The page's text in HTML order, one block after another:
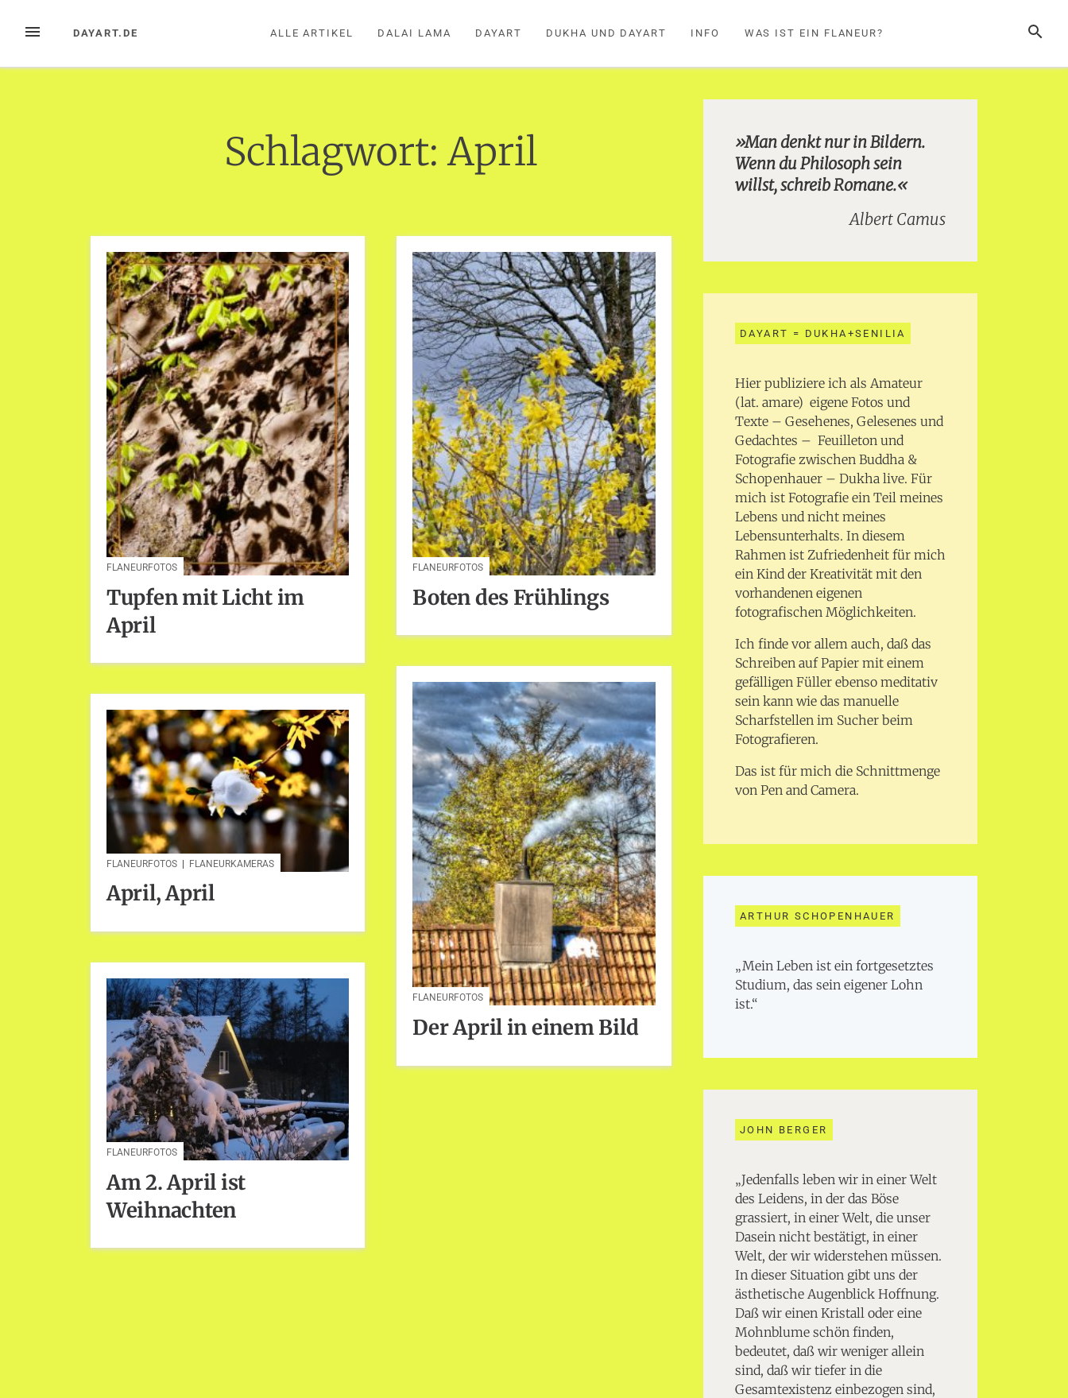
InhaltMENÜ SUCHE
DAYART.DE ALLE ARTIKEL DALAI LAMA DAYART DUKHA UND DAYART INFO WAS IST EIN FLANEUR?
Schlagwort:April
FLANEURFOTOS
Tupfen mit Licht im
April
FLANEURFOTOS
Boten des Frühlings
FLANEURFOTOS
Der April in einem Bild
FLANEURFOTOS | FLANEURKAMERAS
April, April
FLANEURFOTOS
Am 2. April ist
Weihnachten
»Man denkt nur in Bildern.
Wenn du Philosoph sein
willst, schreib Romane.«
Albert Camus
DAYART = DUKHA+SENILIA
Hier publiziere ich als Amateur
(lat. amare) eigene Fotos und
Texte – Gesehenes, Gelesenes und
Gedachtes – Feuilleton und
Fotografie zwischen Buddha &
Schopenhauer – Dukha live. Für
mich ist Fotografie ein Teil meines
Lebens und nicht meines
Lebensunterhalts. In diesem
Rahmen ist Zufriedenheit für mich
ein Kind der Kreativität mit den
vorhandenen eigenen
fotografischen Möglichkeiten.
Ich finde vor allem auch, daß das
Schreiben auf Papier mit einem
gefälligen Füller ebenso meditativ
sein kann wie das manuelle
Scharfstellen im Sucher beim
Fotografieren.
Das ist für mich die Schnittmenge
von Pen and Camera.
ARTHUR SCHOPENHAUER
„Mein Leben ist ein fortgesetztes
Studium, das sein eigener Lohn
ist.“
JOHN BERGER
„Jedenfalls leben wir in einer Welt
des Leidens, in der das Böse
grassiert, in einer Welt, die unser
Dasein nicht bestätigt, in einer
Welt, der wir widerstehen müssen.
In dieser Situation gibt uns der
ästhetische Augenblick Hoffnung.
Daß wir einen Kristall oder eine
Mohnblume schön finden,
bedeutet, daß wir weniger allein
sind, daß wir tiefer in die
Gesamtexistenz einbezogen sind,